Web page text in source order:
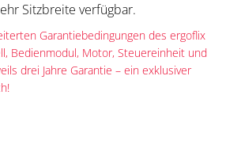
Sitzbreite verfügbar.
Garantiebedingungen des ergoflix
Bedienmodul, Motor, Steuereinheit und
drei Jahre Garantie – ein exklusiver